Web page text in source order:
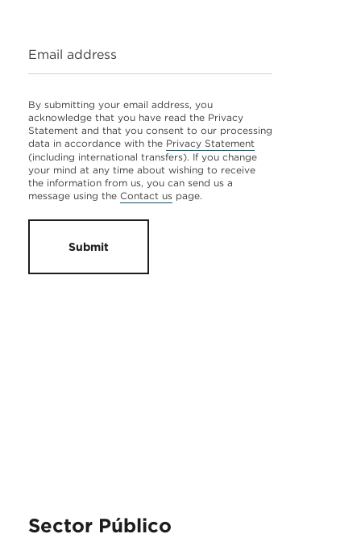
Email address
By submitting your email address, you
acknowledge that you have read the Privacy
Statement and that you consent to our processing
data in accordance with the Privacy Statement
(including international transfers). If you change
your mind at any time about wishing to receive
the information from us, you can send us a
message using the Contact us page.
Submit
Sector Público